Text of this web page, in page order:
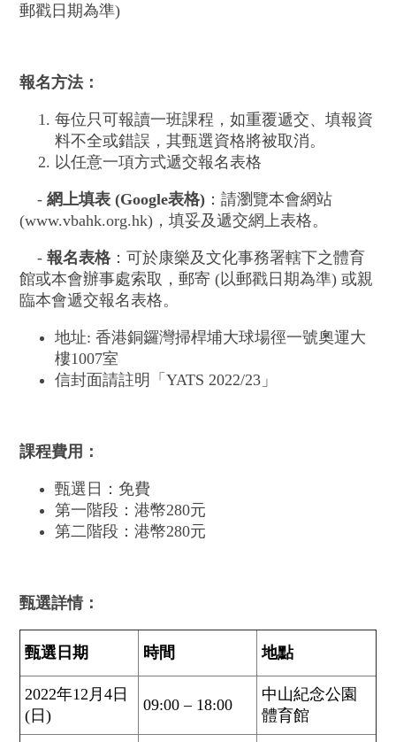
郵戳日期為準)
報名方法：
每位只可報讀一班課程，如重覆遞交、填報資
料不全或錯誤，其甄選資格將被取消。
以任意一項方式遞交報名表格
- 網上填表 (Google表格) ：請瀏覽本會網站
(www.vbahk.org.hk)，填妥及遞交網上表格。
- 報名表格：可於康樂及文化事務署轄下之體育
館或本會辦事處索取，郵寄 (以郵戳日期為準) 或親
臨本會遞交報名表格。
地址: 香港銅鑼灣掃桿埔大球場徑一號奧運大
樓1007室
信封面請註明「YATS 2022/23」
課程費用：
甄選日：免費
第一階段：港幣280元
第二階段：港幣280元
甄選詳情：
甄選日期 時間 地點
2022年12月4日
(日)
09:00 – 18:00
中山紀念公園
體育館